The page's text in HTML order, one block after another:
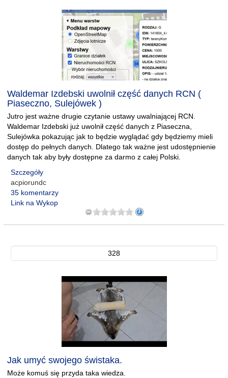
Waldemar Izdebski uwolnił część danych RCN (
Piaseczno, Sulejówek )
Jutro jest ważne drugie czytanie ustawy uwalniającej RCN.
Waldemar Izdebski już uwolnił część danych z Piaseczna,
Sulejówka pokazując jak to będzie wyglądać gdy będziemy mieli
dostęp do pełnych danych. Dlatego tak ważne jest udostępnienie
danych tak aby były dostępne za darmo z całej Polski.
Szczegóły
acpiorundc
35 komentarzy
Link na Wykop
328
Jak umyć swojego świstaka.
Może komuś się przyda taka wiedza.